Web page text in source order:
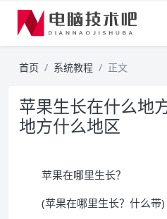
首页 系统教程 正文
苹果生长在什么地
地方什么地区
苹果在哪里生长？
(苹果在哪里生长？什么带)